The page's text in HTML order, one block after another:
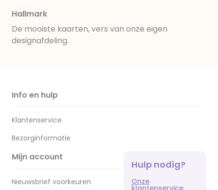
Hallmark
De mooiste kaarten, vers van onze eigen
designafdeling.
Info en hulp
Klantenservice
Bezorginformatie
Mijn account
Nieuwsbrief voorkeuren
Hulp nodig?
Onze
klantenservice